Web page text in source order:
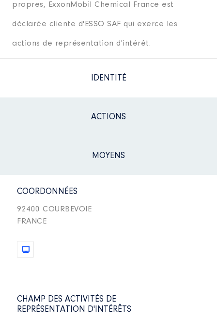
propres, ExxonMobil Chemical France est
déclarée cliente d'ESSO SAF qui exerce les
actions de représentation d'intérêt.
IDENTITÉ
ACTIONS
MOYENS
COORDONNÉES
92400 COURBEVOIE
FRANCE
CHAMP DES ACTIVITÉS DE
REPRÉSENTATION D'INTÉRÊTS